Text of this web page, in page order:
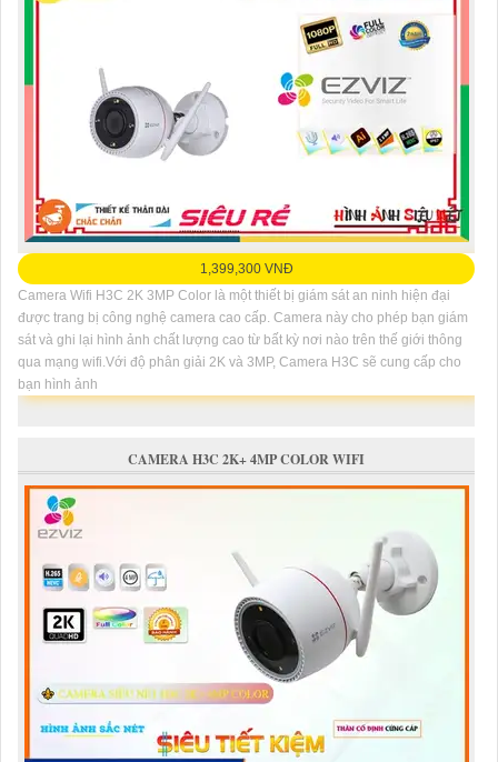
1,399,300 VNĐ
Camera Wifi H3C 2K 3MP Color là một thiết bị giám sát an ninh hiện đại
được trang bị công nghệ camera cao cấp. Camera này cho phép bạn giám
sát và ghi lại hình ảnh chất lượng cao từ bất kỳ nơi nào trên thế giới thông
qua mạng wifi.Với độ phân giải 2K và 3MP, Camera H3C sẽ cung cấp cho
bạn hình ảnh
CAMERA H3C 2K+ 4MP COLOR WIFI